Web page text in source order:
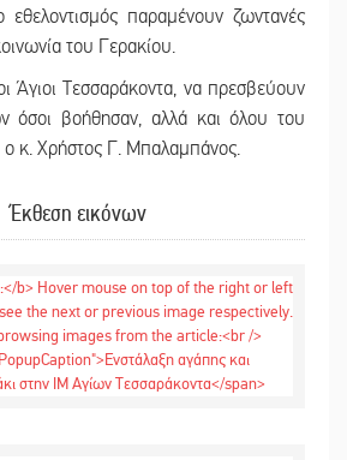
παραμένουν ζωντανές
του Γερακίου.
Άγιοι Τεσσαράκοντα, να πρεσβεύουν
όσοι βοήθησαν, αλλά και όλου του
ο κ. Χρήστος Γ. Μπαλαμπάνος.
Έκθεση εικόνων